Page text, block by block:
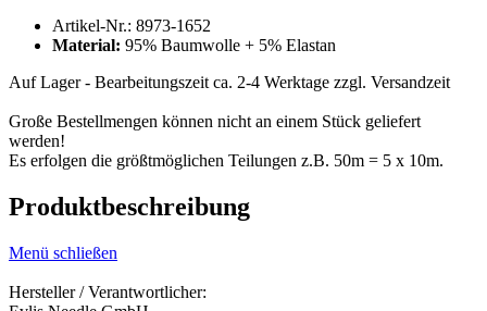
Artikel-Nr.: 8973-1652
Material: 95% Baumwolle + 5% Elastan
Auf Lager - Bearbeitungszeit ca. 2-4 Werktage zzgl. Versandzeit
Große Bestellmengen können nicht an einem Stück geliefert
werden!
Es erfolgen die größtmöglichen Teilungen z.B. 50m = 5 x 10m.
Produktbeschreibung
Menü schließen
Hersteller / Verantwortlicher: